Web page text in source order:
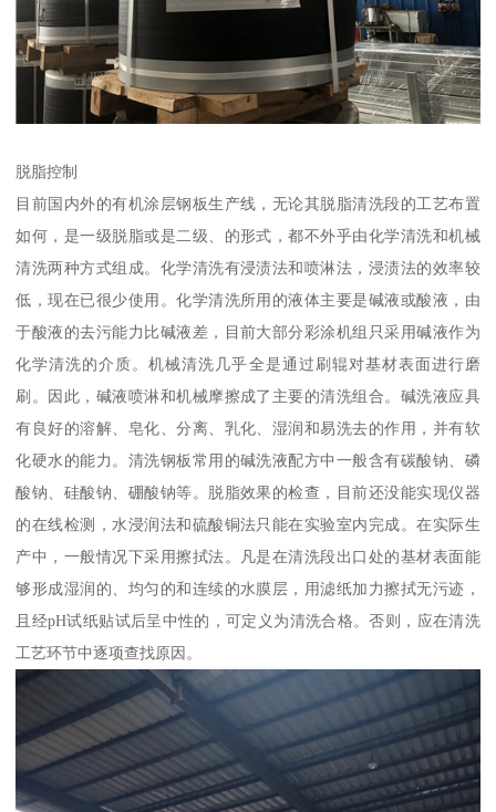
脱脂控制
目前国内外的有机涂层钢板生产线，无论其脱脂清洗段的工艺布置
如何，是一级脱脂或是二级、的形式，都不外乎由化学清洗和机械
清洗两种方式组成。化学清洗有浸渍法和喷淋法，浸渍法的效率较
低，现在已很少使用。化学清洗所用的液体主要是碱液或酸液，由
于酸液的去污能力比碱液差，目前大部分彩涂机组只采用碱液作为
化学清洗的介质。机械清洗几乎全是通过刷辊对基材表面进行磨
刷。因此，碱液喷淋和机械摩擦成了主要的清洗组合。碱洗液应具
有良好的溶解、皂化、分离、乳化、湿润和易洗去的作用，并有软
化硬水的能力。清洗钢板常用的碱洗液配方中一般含有碳酸钠、磷
酸钠、硅酸钠、硼酸钠等。脱脂效果的检查，目前还没能实现仪器
的在线检测，水浸润法和硫酸铜法只能在实验室内完成。在实际生
产中，一般情况下采用擦拭法。凡是在清洗段出口处的基材表面能
够形成湿润的、均匀的和连续的水膜层，用滤纸加力擦拭无污迹，
且经pH试纸贴试后呈中性的，可定义为清洗合格。否则，应在清洗
工艺环节中逐项查找原因。